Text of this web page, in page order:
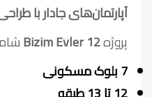
آپارتمان‌های جادار با
پروژهBizim Evler 12
7 بلوک مسکونی